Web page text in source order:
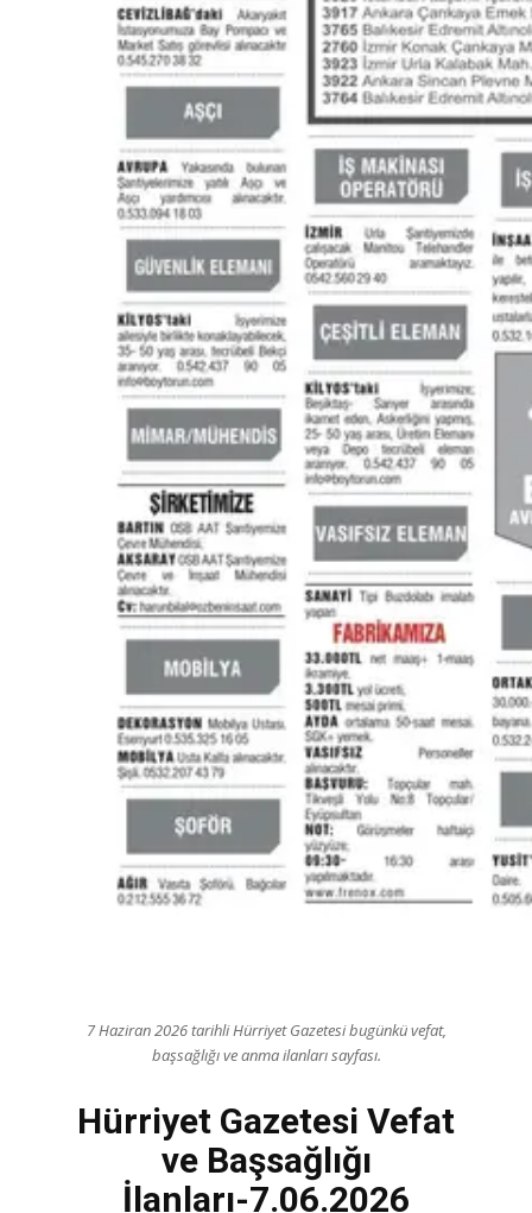
7 Haziran 2026 tarihli Hürriyet Gazetesi bugünkü vefat,
başsağlığı ve anma ilanları sayfası.
Hürriyet Gazetesi Vefat
ve Başsağlığı
İlanları-7.06.2026